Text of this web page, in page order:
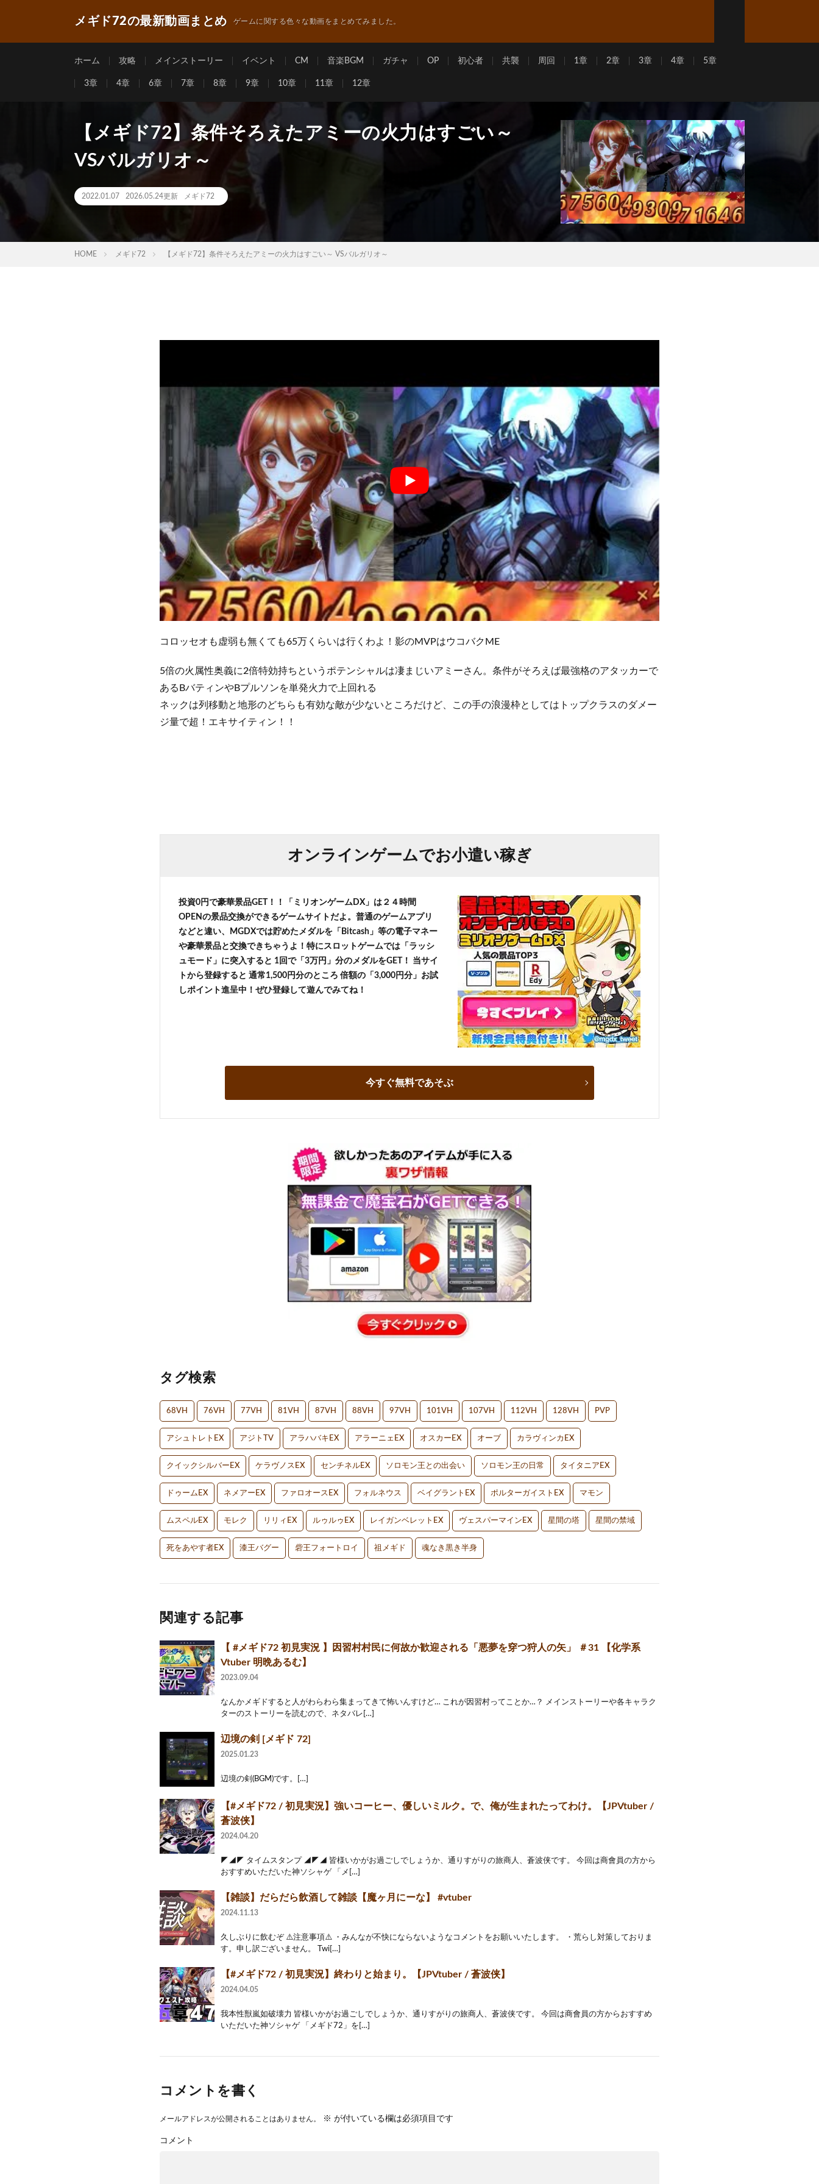
メギド72の最新動画まとめ ゲームに関する色々な動画をまとめてみました。
ホーム 攻略 メインストーリー イベント CM 音楽BGM ガチャ OP 初心者 共襲 周回 1章 2章 3章 4章 5章
3章 4章 6章 7章 8章 9章 10章 11章 12章
【メギド72】条件そろえたアミーの火力はすごい～
VSバルガリオ～
2022.01.07 2026.05.24更新 メギド72
HOME メギド72 【メギド72】条件そろえたアミーの火力はすごい～ VSバルガリオ～
コロッセオも虚弱も無くても65万くらいは行くわよ！影のMVPはウコバクME
5倍の火属性奥義に2倍特効持ちというポテンシャルは凄まじいアミーさん。条件がそろえば最強格のアタッカーで
あるBバティンやBプルソンを単発火力で上回れる
ネックは列移動と地形のどちらも有効な敵が少ないところだけど、この手の浪漫枠としてはトップクラスのダメー
ジ量で超！エキサイティン！！
オンラインゲームでお小遣い稼ぎ
投資0円で豪華景品GET！！「ミリオンゲームDX」は２４時間
OPENの景品交換ができるゲームサイトだよ。普通のゲームアプリ
などと違い、MGDXでは貯めたメダルを「Bitcash」等の電子マネー
や豪華景品と交換できちゃうよ！特にスロットゲームでは「ラッシ
ュモード」に突入すると 1回で「3万円」分のメダルをGET！ 当サイ
トから登録すると 通常1,500円分のところ 倍額の「3,000円分」お試
しポイント進呈中！ぜひ登録して遊んでみてね！
今すぐ無料であそぶ
タグ検索
68VH 76VH 77VH 81VH 87VH 88VH 97VH 101VH 107VH 112VH 128VH PVP
アシュトレトEX アジトTV アラハバキEX アラーニェEX オスカーEX オーブ カラヴィンカEX
クイックシルバーEX ケラヴノスEX センチネルEX ソロモン王との出会い ソロモン王の日常 タイタニアEX
ドゥームEX ネメアーEX ファロオースEX フォルネウス ベイグラントEX ポルターガイストEX マモン
ムスペルEX モレク リリィEX ルゥルゥEX レイガンベレットEX ヴェスパーマインEX 星間の塔 星間の禁域
死をあやす者EX 漆王バグー 砦王フォートロイ 祖メギド 魂なき黒き半身
関連する記事
【 #メギド72 初見実況 】因習村村民に何故か歓迎される「悪夢を穿つ狩人の矢」 ＃31 【化学系
Vtuber 明晩あるむ】
2023.09.04
なんかメギドすると人がわらわら集まってきて怖いんすけど… これが因習村ってことか…？ メインストーリーや各キャラク
ターのストーリーを読むので、ネタバレ[…]
辺境の剣 [メギド 72]
2025.01.23
辺境の剣(BGM)です。[…]
【#メギド72 / 初見実況】強いコーヒー、優しいミルク。で、俺が生まれたってわけ。【JPVtuber /
蒼波侠】
2024.04.20
◤◢◤ タイムスタンプ ◢◤◢ 皆様いかがお過ごしでしょうか、通りすがりの旅商人、蒼波侠です。 今回は商會員の方から
おすすめいただいた神ソシャゲ 「メ[…]
【雑談】だらだら飲酒して雑談【魔ヶ月にーな】 #vtuber
2024.11.13
久しぶりに飲むぞ ⚠️注意事項⚠️ ・みんなが不快にならないようなコメントをお願いいたします。 ・荒らし対策しておりま
す。申し訳ございません。 Twi[…]
【#メギド72 / 初見実況】終わりと始まり。【JPVtuber / 蒼波侠】
2024.04.05
我本性獣嵐如破壊力 皆様いかがお過ごしでしょうか、通りすがりの旅商人、蒼波侠です。 今回は商會員の方からおすすめ
いただいた神ソシャゲ 「メギド72」を[…]
コメントを書く
メールアドレスが公開されることはありません。 ※ が付いている欄は必須項目です
コメント